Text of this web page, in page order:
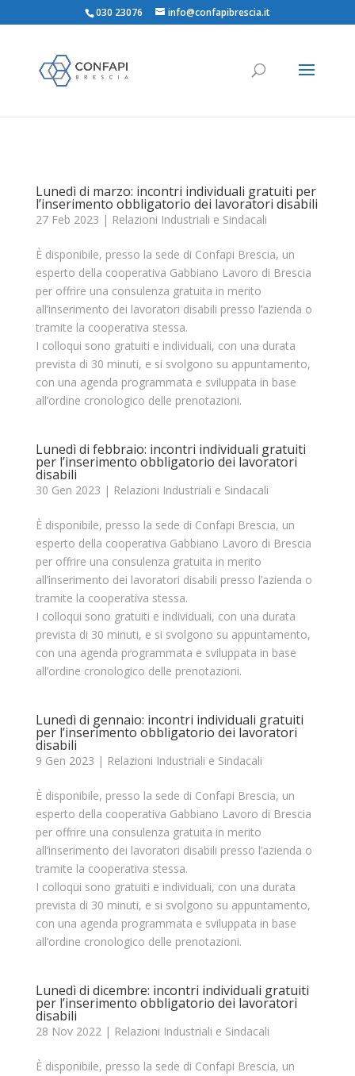
030 23076 info@confapibrescia.it
Lunedì di marzo: incontri individuali gratuiti per
l’inserimento obbligatorio dei lavoratori disabili
27 Feb 2023 | Relazioni Industriali e Sindacali
È disponibile, presso la sede di Confapi Brescia, un
esperto della cooperativa Gabbiano Lavoro di Brescia
per offrire una consulenza gratuita in merito
all’inserimento dei lavoratori disabili presso l’azienda o
tramite la cooperativa stessa.
I colloqui sono gratuiti e individuali, con una durata
prevista di 30 minuti, e si svolgono su appuntamento,
con una agenda programmata e sviluppata in base
all’ordine cronologico delle prenotazioni.
Lunedì di febbraio: incontri individuali gratuiti
per l’inserimento obbligatorio dei lavoratori
disabili
30 Gen 2023 | Relazioni Industriali e Sindacali
È disponibile, presso la sede di Confapi Brescia, un
esperto della cooperativa Gabbiano Lavoro di Brescia
per offrire una consulenza gratuita in merito
all’inserimento dei lavoratori disabili presso l’azienda o
tramite la cooperativa stessa.
I colloqui sono gratuiti e individuali, con una durata
prevista di 30 minuti, e si svolgono su appuntamento,
con una agenda programmata e sviluppata in base
all’ordine cronologico delle prenotazioni.
Lunedì di gennaio: incontri individuali gratuiti
per l’inserimento obbligatorio dei lavoratori
disabili
9 Gen 2023 | Relazioni Industriali e Sindacali
È disponibile, presso la sede di Confapi Brescia, un
esperto della cooperativa Gabbiano Lavoro di Brescia
per offrire una consulenza gratuita in merito
all’inserimento dei lavoratori disabili presso l’azienda o
tramite la cooperativa stessa.
I colloqui sono gratuiti e individuali, con una durata
prevista di 30 minuti, e si svolgono su appuntamento,
con una agenda programmata e sviluppata in base
all’ordine cronologico delle prenotazioni.
Lunedì di dicembre: incontri individuali gratuiti
per l’inserimento obbligatorio dei lavoratori
disabili
28 Nov 2022| Relazioni Industriali e Sindacali
È disponibile, presso la sede di Confapi Brescia, un